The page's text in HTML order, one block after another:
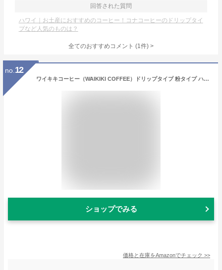
回答された質問
ハワイ｜お土産におすすめのコーヒー！コナコーヒーのドリップタイ
プなど人気のものは？
全てのおすすめコメント (1件) >
no. 12
ワイキキコーヒー（WAIKIKI COFFEE）ドリップタイプ 粉タイプ ハワイ (1箱(10g×6袋), バニラマカダミア)
ショップでみる
価格と在庫をAmazonでチェック >>